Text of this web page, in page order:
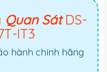
Quan SátDS-
IT3
hành chính hãng